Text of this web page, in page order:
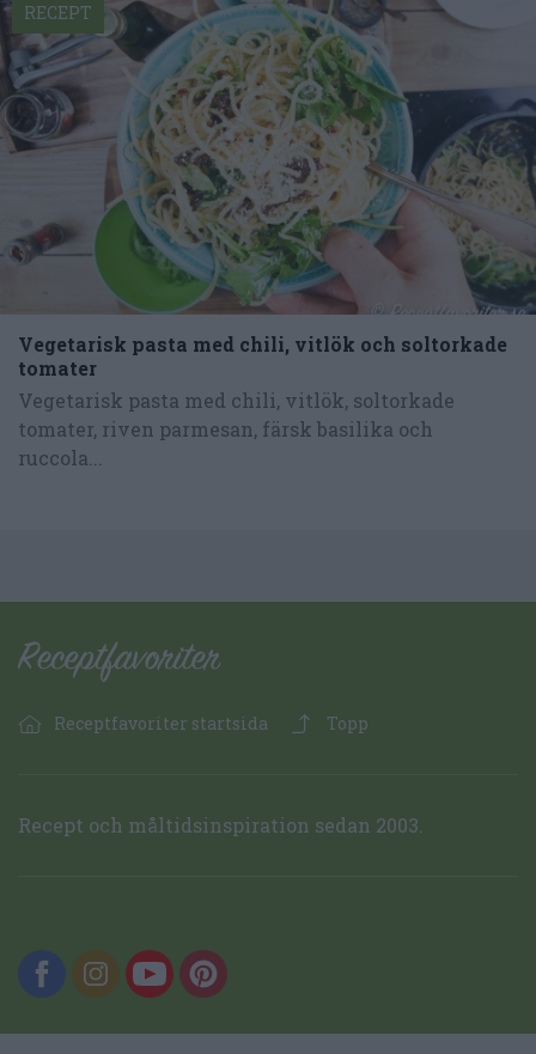
Vegetarisk pasta med chili, vitlök och soltorkade
tomater
Vegetarisk pasta med chili, vitlök, soltorkade
tomater, riven parmesan, färsk basilika och
ruccola...
RECEPT
Receptfavoriter startsida Topp
Recept och måltidsinspiration sedan 2003.